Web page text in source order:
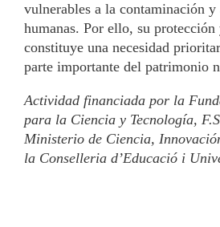
vulnerables a la contaminación y
humanas. Por ello, su
constituye una necesidad
parte importante del patrimonio
Actividad financiada por la
para la Ciencia y Tecnología,
Ministerio de Ciencia,
la Conselleria d’Educació i